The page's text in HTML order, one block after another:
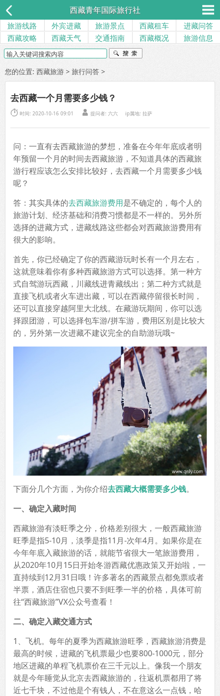
西藏青年国际旅行社
旅游线路 外宾进藏 旅游景点 西藏租车
进藏问答
西藏攻略
西藏天气 交通指南 西藏概况 旅游信息
您的位置: 西藏旅游 > 旅行问答 >
去西藏一个月需要多少钱？
 时间: 2020-10-16 09:01  提问者: 六六 ip属地: 拉萨
问：一直有去西藏旅游的梦想，准备在今年年底或者明
年预留一个月的时间去西藏旅游，不知道具体的西藏旅
游行程应该怎么安排比较好，去西藏一个月需要多少钱
呢？
答：其实具体的去西藏旅游费用是不确定的，每个人的
旅游计划、经济基础和消费习惯都是不一样的。另外所
选择的进藏方式，进藏线路这些都会对西藏旅游费用有
很大的影响。
首先，你已经确定了你的西藏游玩时长有一个月左右，
这就意味着你有多种西藏旅游方式可以选择。第一种方
式自驾游玩西藏，川藏线进青藏线出；第二种方式就是
直接飞机或者火车进出藏，可以在西藏停留很长时间，
还可以直接穿越阿里大北线。在藏游玩期间，你可以选
择跟团游，可以选择包车游/拼车游，费用区别是比较大
的，另外第一次进藏不建议完全的自助游玩哦~
下面分几个方面，为你介绍去西藏大概需要多少钱。
一、确定入藏时间
西藏旅游有淡旺季之分，价格差别很大，一般西藏旅游
旺季是指5-10月，淡季是指11月-次年4月。如果你是在
今年年底入藏旅游的话，就能节省很大一笔旅游费用，
从2020年10月15日开始冬游西藏优惠政策又开始啦，一
直持续到12月31日哦！许多著名的西藏景点都免票或者
半票，酒店住宿也只要不到旺季一半的价格，具体可前
往“西藏旅游”VX公众号查看！
二、确定入藏交通方式
1、飞机。每年的夏季为西藏旅游旺季，西藏旅游消费是
最高的时候，进藏的飞机票最少也要800-1000元，部分
地区进藏的单程飞机票价在三千元以上。像我一个朋友
就是今年睡觉从北京去西藏旅游的，往返机票都用了将
近七千块，不过他是个有钱人，不在意这么一点钱，哈